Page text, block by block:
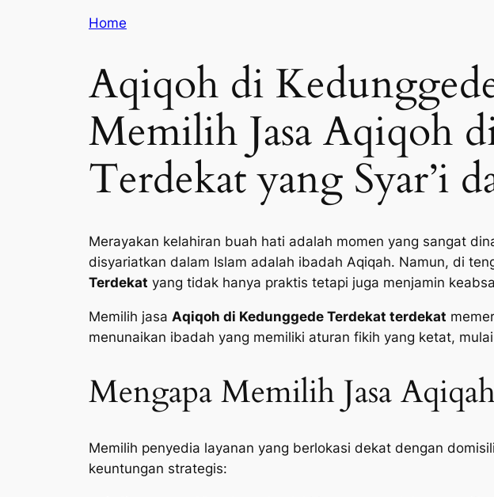
Home
Aqiqoh di
Memilih Jasa Aqiqoh
Terdekat yang Syar’i
Merayakan kelahiran buah hati adalah momen yang sangat
disyariatkan dalam Islam adalah ibadah Aqiqah. Namun, di
Terdekat yang tidak hanya praktis tetapi juga menjamin
Memilih jasa Aqiqoh di Kedunggede Terdekat terdekat
menunaikan ibadah yang memiliki aturan fikih yang ketat,
Mengapa Memilih Jasa
Memilih penyedia layanan yang berlokasi dekat dengan
keuntungan strategis: